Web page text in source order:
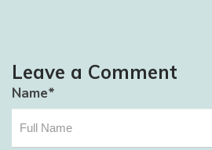
Leave a Comment
Name*